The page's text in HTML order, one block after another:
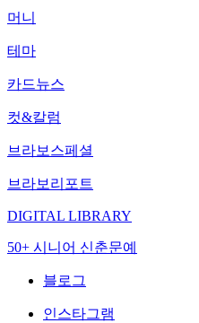
머니
테마
카드뉴스
컷&칼럼
브라보스페셜
브라보리포트
DIGITAL LIBRARY
50+ 시니어 신춘문예
블로그
인스타그램